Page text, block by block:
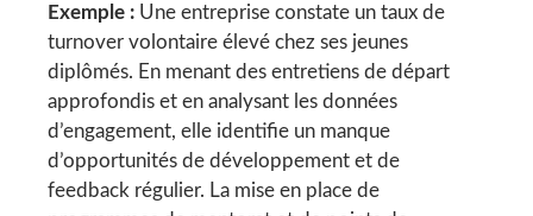
Exemple : Une entreprise constate un taux de
turnover volontaire élevé chez ses jeunes
diplômés. En menant des entretiens de départ
approfondis et en analysant les données
d’engagement, elle identifie un manque
d’opportunités de développement et de
feedback régulier. La mise en place de